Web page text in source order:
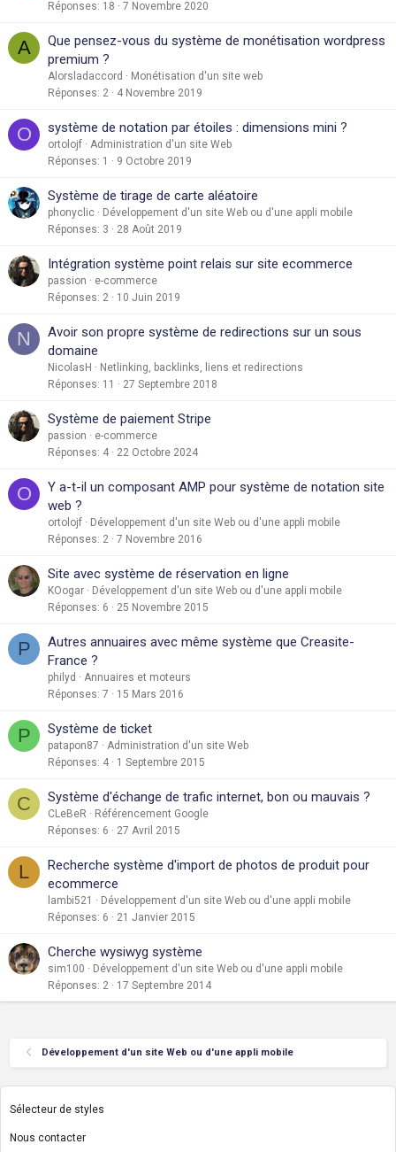
Réponses 18 7 Novembre 2020
A
Que pensez-vous du système de monétisation wordpress
premium ?
Alorsladaccord
Monétisation d'un site web
Réponses 2 4 Novembre 2019
O système de notation par étoiles : dimensions mini ?
ortolojf
Administration d'un site Web
Réponses 1 9 Octobre 2019
Système de tirage de carte aléatoire
phonyclic
Développement d'un site Web ou d'une appli mobile
Réponses 3 28 Août 2019
Intégration système point relais sur site ecommerce
passion
e-commerce
Réponses 2 10 Juin 2019
N
Avoir son propre système de redirections sur un sous
domaine
NicolasH
Netlinking, backlinks, liens et redirections
Réponses 11 27 Septembre 2018
Système de paiement Stripe
passion
e-commerce
Réponses 4 22 Octobre 2024
O
Y a-t-il un composant AMP pour système de notation site
web ?
ortolojf
Développement d'un site Web ou d'une appli mobile
Réponses 2 7 Novembre 2016
Site avec système de réservation en ligne
KOogar
Développement d'un site Web ou d'une appli mobile
Réponses 6 25 Novembre 2015
P
Autres annuaires avec même système que Creasite-
France ?
philyd
Annuaires et moteurs
Réponses 7 15 Mars 2016
P Système de ticket
patapon87
Administration d'un site Web
Réponses 4 1 Septembre 2015
C Système d'échange de trafic internet, bon ou mauvais ?
CLeBeR
Référencement Google
Réponses 6 27 Avril 2015
L
Recherche système d'import de photos de produit pour
ecommerce
lambi521
Développement d'un site Web ou d'une appli mobile
Réponses 6 21 Janvier 2015
Cherche wysiwyg système
sim100
Développement d'un site Web ou d'une appli mobile
Réponses 2 17 Septembre 2014
Développement d'un site Web ou d'une appli mobile
Sélecteur de styles
Nous contacter